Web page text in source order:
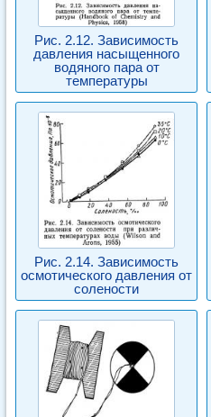
Рис. 2.12. Зависимость
давления насыщенного
водяного пара от
температуры
Рис. 2.14. Зависимость
осмотического давления от
солености